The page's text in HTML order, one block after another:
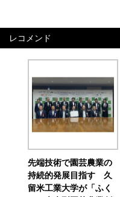
レコメンド
先端技術で園芸農業の
持続的発展目指す 久
留米工業大学が「ふく